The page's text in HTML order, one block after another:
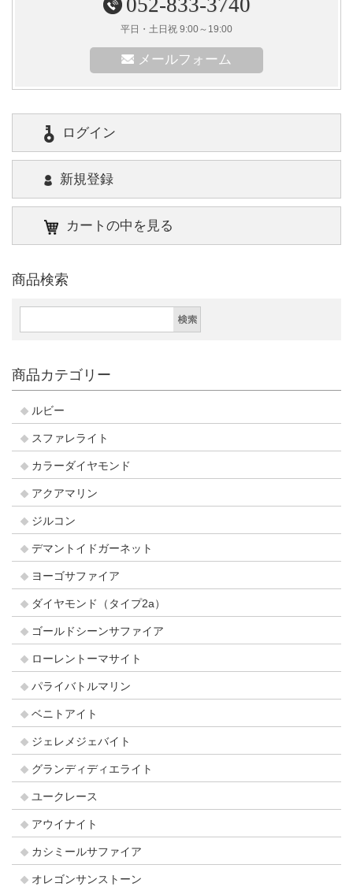
052-833-3740
平日・土日祝 9:00～19:00
メールフォーム
ログイン
新規登録
カートの中を見る
商品検索
商品カテゴリー
ルビー
スファレライト
カラーダイヤモンド
アクアマリン
ジルコン
デマントイドガーネット
ヨーゴサファイア
ダイヤモンド（タイプ2a）
ゴールドシーンサファイア
ローレントーマサイト
パライバトルマリン
ベニトアイト
ジェレメジェバイト
グランディディエライト
ユークレース
アウイナイト
カシミールサファイア
オレゴンサンストーン